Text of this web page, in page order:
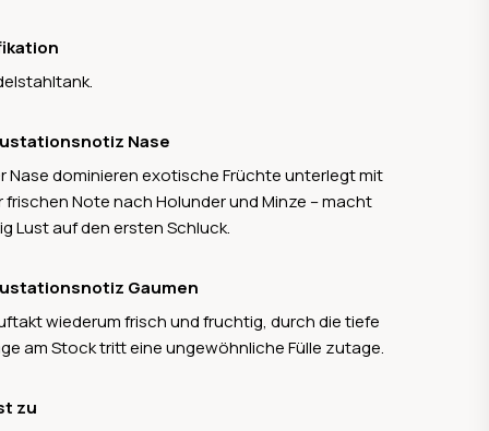
Sylvaner.
Nase
Nase dominieren exotische Früchte unterlegt mit
frischen Note nach Holunder und Minze – macht
Lust auf den ersten Schluck.
Gaumen
wiederum frisch und fruchtig, durch die tiefe
am Stock tritt eine ungewöhnliche Fülle zutage.
zu